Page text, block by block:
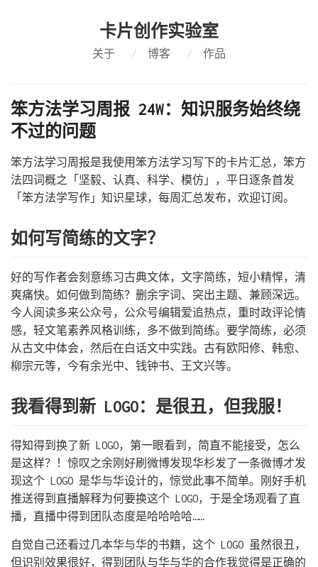
卡片创作实验室
关于 / 博客 / 作品
笨方法学习周报 24W：知识服务始终绕
不过的问题
笨方法学习周报是我使用笨方法学习写下的卡片汇总，笨方
法四词概之「坚毅、认真、科学、模仿」，平日逐条首发
「笨方法学写作」知识星球，每周汇总发布，欢迎订阅。
如何写简练的文字？
好的写作者会刻意练习古典文体，文字简练，短小精悍，清
爽痛快。如何做到简练？删余字词、突出主题、兼顾深远。
今人阅读多来公众号，公众号编辑爱追热点，重时政评论情
感，轻文笔素养风格训练，多不做到简练。要学简练，必须
从古文中体会，然后在白话文中实践。古有欧阳修、韩愈、
柳宗元等，今有余光中、钱钟书、王文兴等。
我看得到新 LOGO：是很丑，但我服！
得知得到换了新 LOGO，第一眼看到，简直不能接受，怎么
是这样？！惊叹之余刚好刷微博发现华杉发了一条微博才发
现这个 LOGO 是华与华设计的，惊觉此事不简单。刚好手机
推送得到直播解释为何要换这个 LOGO，于是全场观看了直
播，直播中得到团队态度是哈哈哈哈……
自觉自己还看过几本华与华的书籍，这个 LOGO 虽然很丑，
但识别效果很好，得到团队与华与华的合作我觉得是正确的